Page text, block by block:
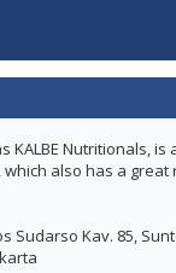
Nutritionals, is
also has a
Sudarso Kav. 85,